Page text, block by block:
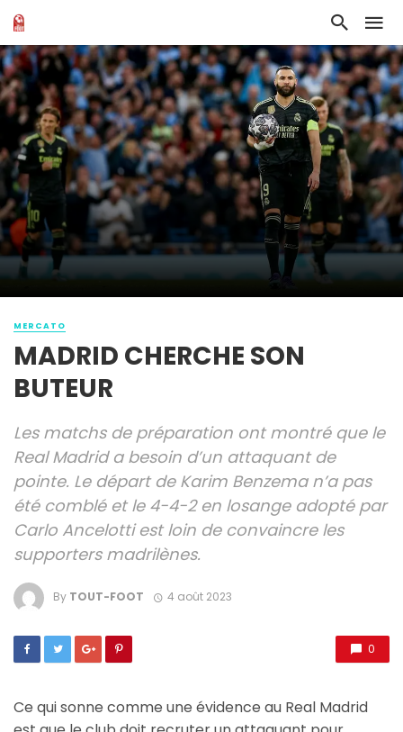
MERCATO
MADRID CHERCHE SON
BUTEUR
Les matchs de préparation ont montré que le
Real Madrid a besoin d’un attaquant de
pointe. Le départ de Karim Benzema n’a pas
été comblé et le 4-4-2 en losange adopté par
Carlo Ancelotti est loin de convaincre les
supporters madrilènes.
By TOUT-FOOT 4 août 2023
0
Ce qui sonne comme une évidence au Real Madrid